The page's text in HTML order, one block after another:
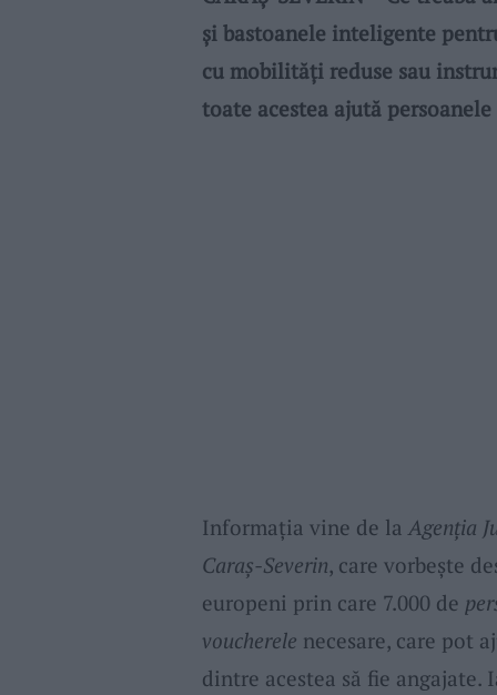
și bastoanele inteligente
cu mobilități reduse sau
toate acestea ajută
Informația vine de la Agenția
Caraș-Severin, care vorbește
europeni prin care 7.000 de
voucherele necesare, care pot
dintre acestea să fie angajate.